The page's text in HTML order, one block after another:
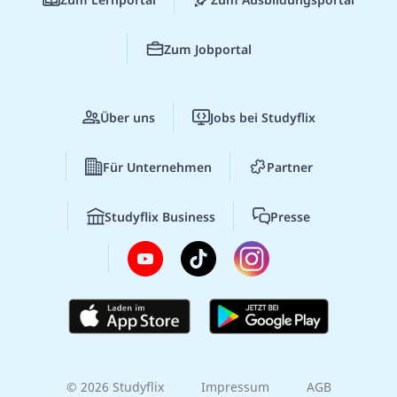
Zum Jobportal
Über uns Jobs bei Studyflix
Für Unternehmen Partner
Studyflix Business Presse
© 2026 Studyflix Impressum AGB